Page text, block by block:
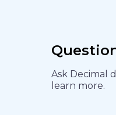
Ask Decimal
learn more.